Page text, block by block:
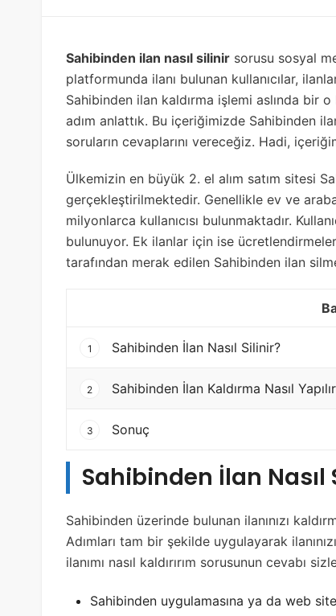
Sahibinden ilan nasıl silinir sorusu sosyal
platformunda ilanı bulunan kullanıcılar,
Sahibinden ilan kaldırma işlemi aslında bir
adım anlattık. Bu içeriğimizde Sahibinden
soruların cevaplarını vereceğiz. Hadi,
Ülkemizin en büyük 2. el alım satım sitesi
gerçekleştirilmektedir. Genellikle ev ve
milyonlarca kullanıcısı bulunmaktadır.
bulunuyor. Ek ilanlar için ise
tarafından merak edilen Sahibinden ilan
1 Sahibinden İlan Nasıl Silinir?
2 Sahibinden İlan Kaldırma Nasıl
3 Sonuç
Sahibinden İlan Nasıl
Sahibinden üzerinde bulunan ilanınızı
Adımları tam bir şekilde uygulayarak
ilanımı nasıl kaldırırım sorusunun cevabı
Sahibinden uygulamasına ya da web